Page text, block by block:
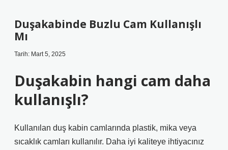
Duşakabinde Buzlu Cam Kullanışlı
Mı
Tarih: Mart 5, 2025
Duşakabin hangi cam daha
kullanışlı?
Kullanılan duş kabin camlarında plastik, mika veya
sıcaklık camları kullanılır. Daha iyi kaliteye ihtiyacınız